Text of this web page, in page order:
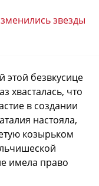
звезды
безвкусице
хвасталась, что
в создании
настояла,
козырьком
имела право